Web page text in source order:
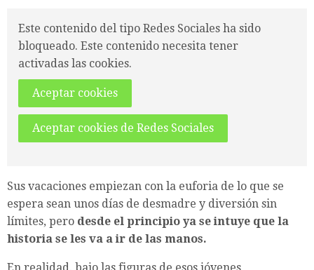
Este contenido del tipo Redes Sociales ha sido
bloqueado. Este contenido necesita tener
activadas las cookies.
Aceptar cookies
Aceptar cookies de Redes Sociales
Sus vacaciones empiezan con la euforia de lo que se
espera sean unos días de desmadre y diversión sin
límites, pero desde el principio ya se intuye que la
historia se les va a ir de las manos.